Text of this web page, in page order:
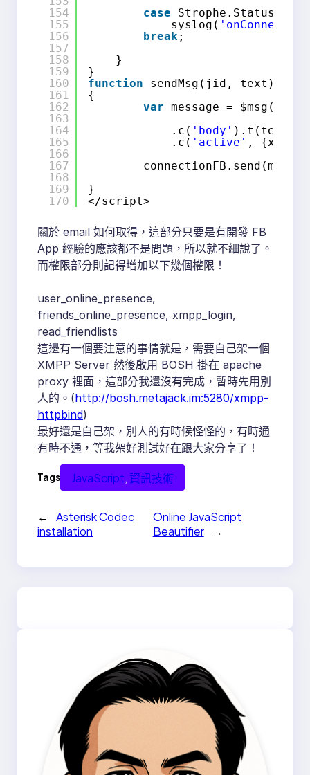
154
155
156
157
158
159
160
161
162
163
164
165
166
167
168
169
170
case
syslog( 'onConnect:
break;
}
}
function
sendMsg(jid, text)
{
var message =
.c( 'body'
.c( 'active' ,
}
</script>
關於 email 如何取得，這部分只要是有開發 FB
App 經驗的應該都不是問題，所以就不細說了。
而權限部分則記得增加以下幾個權限！
user_online_presence,
friends_online_presence, xmpp_login,
read_friendlists
這邊有一個要注意的事情就是，需要自己架一個
XMPP Server 然後啟用 BOSH 掛在 apache
proxy 裡面，這部分我還沒有完成，暫時先用別
人的。(http://bosh.metajack.im:5280/xmpp-
httpbind)
最好還是自己架，別人的有時候怪怪的，有時通
有時不通，等我架好測試好在跟大家分享了！
Tags JavaScript, 資訊技術
←
Asterisk Codec
installation
Online JavaScript
Beautifier
→